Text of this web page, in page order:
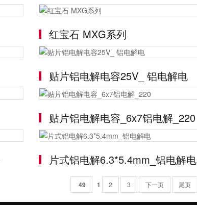
红宝石 MXG系列
贴片铝电解电容25V_ 铝电解电
贴片铝电解电容_6x7铝电解_220
片式铝电解6.3*5.4mm_铝电解电
49 1 2 3 下一页 尾页